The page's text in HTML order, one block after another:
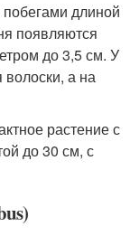
длиной
появляются
до 3,5 см. У
а на
растение с
до 30 см, с